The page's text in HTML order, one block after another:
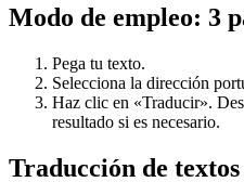
Modo de empleo: 3
Pega tu texto.
Selecciona la dirección
Haz clic en «Traducir».
resultado si es necesario.
Traducción de